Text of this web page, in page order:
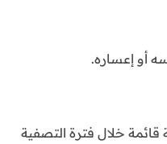
أو إعساره.
قائمة خلال فترة التصفية